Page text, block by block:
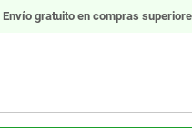
Envío gratuitoen compras